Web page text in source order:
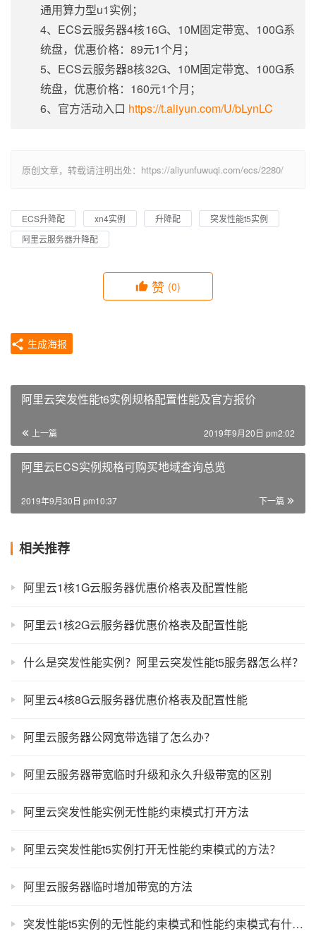
通用算力型u1实例；
4、ECS云服务器4核16G、10M固定带宽、100G系
统盘，优惠价格：89元1个月；
5、ECS云服务器8核32G、10M固定带宽、100G系
统盘，优惠价格：160元1个月；
6、官方活动入口 https://t.aliyun.com/U/bLynLC
原创文章，转载请注明出处：https://aliyunfuwuqi.com/ecs/2280/
ECS升降配 xn4实例 升降配
突发性能t5实例
阿里云服务器升降配
赞 (0)
生成海报
阿里云突发性能t6实例规格配置性能及官方报价
上一篇 2019年9月20日 pm2:02
阿里云ECS实例规格可购买地域查询总览
下一篇
2019年9月30日 pm10:37
相关推荐
阿里云1核1G云服务器优惠价格表及配置性能
阿里云1核2G云服务器优惠价格表及配置性能
什么是突发性能实例？阿里云突发性能t5服务器怎么样？
阿里云4核8G云服务器优惠价格表及配置性能
阿里云服务器公网宽带选错了怎么办？
阿里云服务器带宽临时升级和永久升级带宽的区别
阿里云突发性能实例无性能约束模式打开方法
阿里云突发性能t5实例打开无性能约束模式的方法？
阿里云服务器临时增加带宽的方法
突发性能t5实例的无性能约束模式和性能约束模式有什么区别？